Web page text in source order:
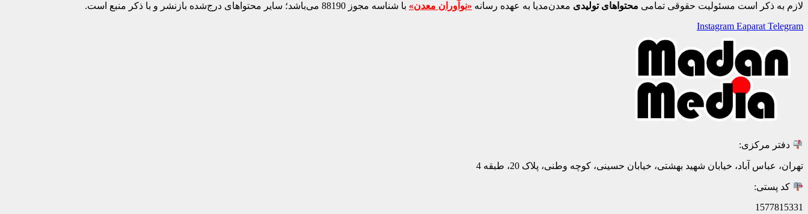
لازم به ذکر است مسئولیت حقوقی تمامی محتواهای تولیدی معدن‌مدیا به عهده رسانه «نوآوران معدن» با شناسه مجوز 88190 می‌باشد؛ سایر محتواهای درج‌شده بازنشر و با ذکر منبع است.
Instagram Eaparat Telegram
دفتر مرکزی:
تهران، عباس آباد، خیابان شهید بهشتی، خیابان حسینی، کوچه وطنی، پلاک 20، طبقه 4
کد پستی:
1577815331